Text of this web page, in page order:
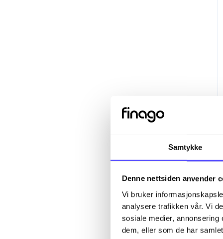
Samtykke
Denne nettsiden anvender
Vi bruker
analysere trafikken vår. Vi
sosiale medier,
dem, eller som de har